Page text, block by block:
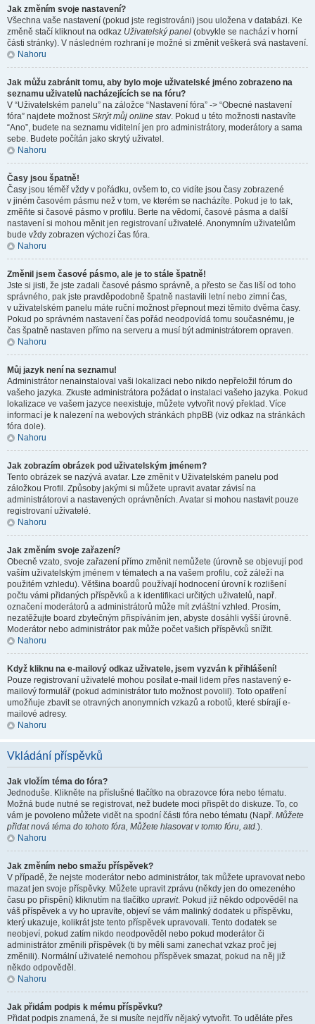
Jak změním svoje nastavení?
Všechna vaše nastavení (pokud jste registrováni) jsou uložena v databázi. Ke
změně stačí kliknout na odkaz Uživatelský panel (obvykle se nachází v horní
části stránky). V následném rozhraní je možné si změnit veškerá svá nastavení.
Nahoru
Jak můžu zabránit tomu, aby bylo moje uživatelské jméno zobrazeno na
seznamu uživatelů nacházejících se na fóru?
V “Uživatelském panelu” na záložce “Nastavení fóra” -> “Obecné nastavení
fóra” najdete možnostSkrýt můj online stav. Pokud u této možnosti nastavíte
“Ano”, budete na seznamu viditelní jen pro administrátory, moderátory a sama
sebe. Budete počítán jako skrytý uživatel.
Nahoru
Časy jsou špatně!
Časy jsou téměř vždy v pořádku, ovšem to, co vidíte jsou časy zobrazené
v jiném časovém pásmu než v tom, ve kterém se nacházíte. Pokud je to tak,
změňte si časové pásmo v profilu. Berte na vědomí, časové pásma a další
nastavení si mohou měnit jen registrovaní uživatelé. Anonymním uživatelům
bude vždy zobrazen výchozí čas fóra.
Nahoru
Změnil jsem časové pásmo, ale je to stále špatně!
Jste si jisti, že jste zadali časové pásmo správně, a přesto se čas liší od toho
správného, pak jste pravděpodobně špatně nastavili letní nebo zimní čas,
v uživatelském panelu máte ruční možnost přepnout mezi těmito dvěma časy.
Pokud po správném nastavení čas pořád neodpovídá tomu současnému, je
čas špatně nastaven přímo na serveru a musí být administrátorem opraven.
Nahoru
Můj jazyk není na seznamu!
Administrátor nenainstaloval vaši lokalizaci nebo nikdo nepřeložil fórum do
vašeho jazyka. Zkuste administrátora požádat o instalaci vašeho jazyka. Pokud
lokalizace ve vašem jazyce neexistuje, můžete vytvořit nový překlad. Více
informací je k nalezení na webových stránkách phpBB (viz odkaz na stránkách
fóra dole).
Nahoru
Jak zobrazím obrázek pod uživatelským jménem?
Tento obrázek se nazývá avatar. Lze změnit v Uživatelském panelu pod
záložkou Profil. Způsoby jakými si můžete upravit avatar závisí na
administrátorovi a nastavených oprávněních. Avatar si mohou nastavit pouze
registrovaní uživatelé.
Nahoru
Jak změním svoje zařazení?
Obecně vzato, svoje zařazení přímo změnit nemůžete (úrovně se objevují pod
vaším uživatelským jménem v tématech a na vašem profilu, což záleží na
použitém vzhledu). Většina boardů používají hodnocení úrovní k rozlišení
počtu vámi přidaných příspěvků a k identifikaci určitých uživatelů, např.
označení moderátorů a administrátorů může mít zvláštní vzhled. Prosím,
nezatěžujte board zbytečným přispíváním jen, abyste dosáhli vyšší úrovně.
Moderátor nebo administrátor pak může počet vašich příspěvků snížit.
Nahoru
Když kliknu na e-mailový odkaz uživatele, jsem vyzván k přihlášení!
Pouze registrovaní uživatelé mohou posílat e-mail lidem přes nastavený e-
mailový formulář (pokud administrátor tuto možnost povolil). Toto opatření
umožňuje zbavit se otravných anonymních vzkazů a robotů, které sbírají e-
mailové adresy.
Nahoru
Vkládání příspěvků
Jak vložím téma do fóra?
Jednoduše. Klikněte na příslušné tlačítko na obrazovce fóra nebo tématu.
Možná bude nutné se registrovat, než budete moci přispět do diskuze. To, co
vám je povoleno můžete vidět na spodní části fóra nebo tématu (Např. Můžete
přidat nová téma do tohoto fóra, Můžete hlasovat v tomto fóru, atd.).
Nahoru
Jak změním nebo smažu příspěvek?
V případě, že nejste moderátor nebo administrátor, tak můžete upravovat nebo
mazat jen svoje příspěvky. Můžete upravit zprávu (někdy jen do omezeného
času po přispění) kliknutím na tlačítko upravit. Pokud již někdo odpověděl na
váš příspěvek a vy ho upravíte, objeví se vám malinký dodatek u příspěvku,
který ukazuje, kolikrát jste tento příspěvek upravovali. Tento dodatek se
neobjeví, pokud zatím nikdo neodpověděl nebo pokud moderátor či
administrátor změnili příspěvek (ti by měli sami zanechat vzkaz proč jej
změnili). Normální uživatelé nemohou příspěvek smazat, pokud na něj již
někdo odpověděl.
Nahoru
Jak přidám podpis k mému příspěvku?
Přidat podpis znamená, že si musíte nejdřív nějaký vytvořit. To uděláte přes